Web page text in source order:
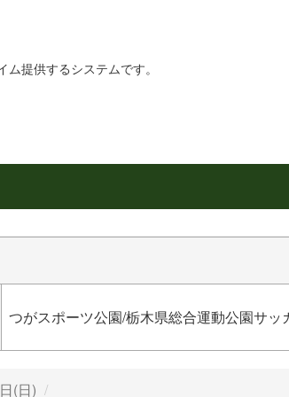
提供するシステムです。
つがスポーツ公園/栃木県総合運動公園サ
(日)